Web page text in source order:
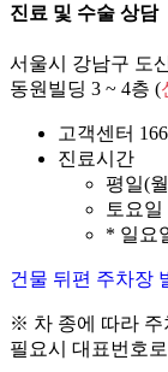
진료 및 수술 상담
서울시 강남구 도
동원빌딩 3 ~ 4층 (
고객센터
진료시간
평일(
토요일
* 일요
건물 뒤편 주차장
※ 차 종에 따라 주
필요시 대표번호